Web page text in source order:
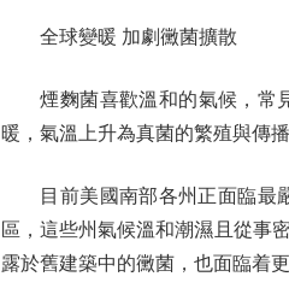
全球變暖 加劇黴菌擴散
煙麴菌喜歡溫和的氣候，常見
暖，氣溫上升為真菌的繁殖與傳
目前美國南部各州正面臨最嚴
區，這些州氣候溫和潮濕且從事
露於舊建築中的黴菌，也面臨着更